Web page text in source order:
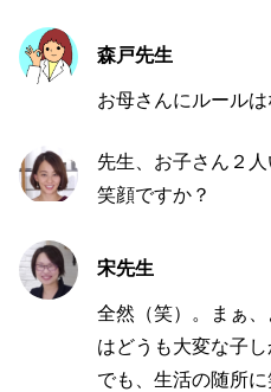
森戸先生
お母さんにルールは
先生、お子さん２
笑顔ですか？
宋先生
全然（笑）。まぁ
はどうも大変な子し
でも、生活の随所に